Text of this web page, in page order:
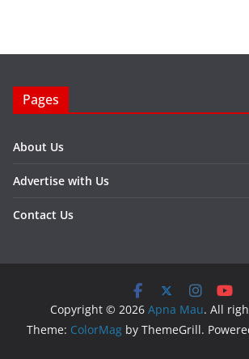
Pages
About Us
Advertise with Us
Contact Us
Copyright © 2026 Apna Mau. All
Theme: ColorMag by ThemeGrill.